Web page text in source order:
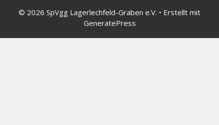
© 2026 SpVgg Lagerlechfeld-Graben e.V. • Erstellt mit
GeneratePress